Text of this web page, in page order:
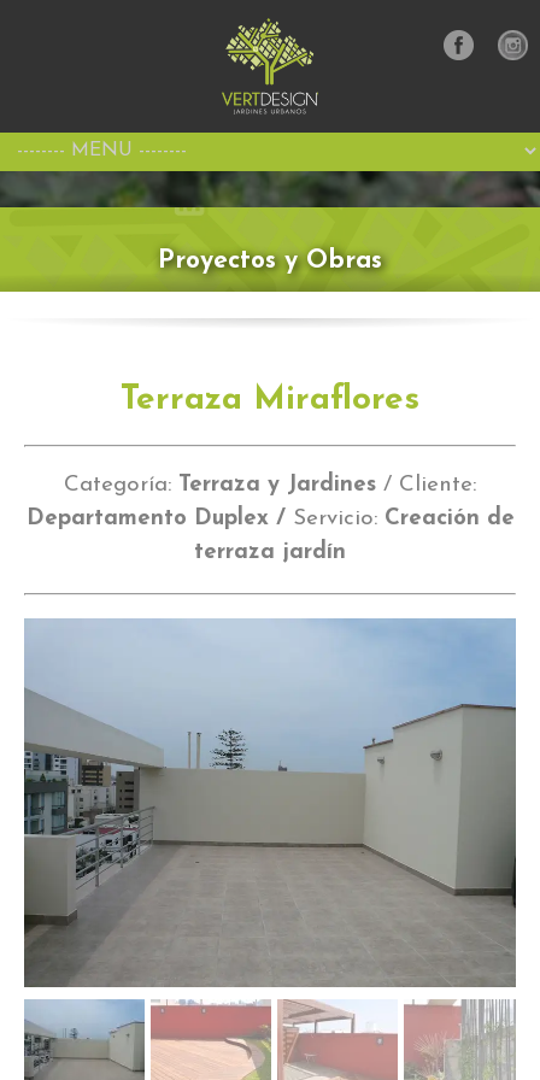
Proyectos y Obras
Terraza Miraflores
Categoría: Terraza y Jardines / Cliente:
Departamento Duplex / Servicio: Creación de
terraza jardín